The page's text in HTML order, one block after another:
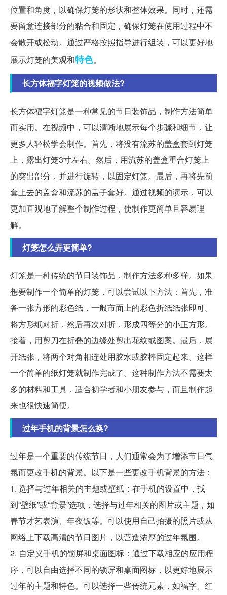
位置和角度，以确保灯笼的形状和整体效果。同时，还需
要留意连接部分的粘合和固定，确保灯笼在使用过程中不
会散开或松动。通过严格按照指导进行组装，可以更好地
展示灯笼的美观和特色。
长方体福字灯笼的视频做法?
长方体福字灯笼是一种常见的节日装饰品，制作方法简单
而实用。在视频中，可以清晰地展示每个步骤和细节，让
更多人轻松学会制作。首先，将没有流苏的盖盒套到灯笼
上，露出灯笼3寸左右。然后，用流苏的盖盒重合灯笼上
的突出部分，并进行旋转，以固定灯笼。最后，再将先前
套上去的盖盒和流苏的盖子套好。通过视频的演示，可以
更加直观地了解整个制作过程，使制作更简单且容易理
解。
灯笼怎么弄更简单?
灯笼是一种传统的节日装饰品，制作方法多种多样。如果
想要制作一个简单的灯笼，可以尝试以下方法：首先，准
备一张方形的彩色纸，一般市面上的彩色折纸纸张即可。
将方形纸对折，然后再次对折，形成四等分的小正方形。
接着，用剪刀在折叠的边缘处剪出花纹或图案。最后，展
开纸张，将两个对角相连处用胶水或胶棒固定起来。这样
一个简单的纸灯笼就制作完成了。这种制作方法不需要太
多的材料和工具，适合初学者和小朋友参与，而且制作起
来也很快速简便。
过年手机的背景怎么换?
过年是一个重要的传统节日，人们通常会为了增添节日气
氛而更改手机的背景。以下是一些更改手机背景的方法：
1. 选择与过年相关的主题或壁纸：在手机的设置中，找
到“壁纸”或“背景”选项，选择与过年相关的图片或主题，如
春节才艺表演、年夜饭等。可以使用自己拍摄的照片或从
网络上下载高清的节日图片，以营造浓厚的过年氛围。
2. 自定义手机的锁屏和桌面图标：通过下载相应的应用程
序，可以自由选择不同的锁屏和桌面图标，以更好地展示
过年的主题和特色。可以选择一些传统元素，如福字、红